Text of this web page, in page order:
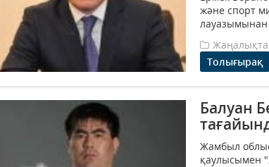
және спорт
Толығырақ
Балуан
Жамбыл
қаулысымен